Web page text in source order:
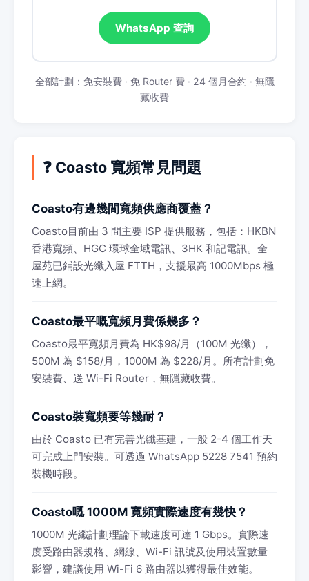
WhatsApp 查詢
全部計劃：免安裝費 · 免 Router 費 · 24 個月合約 · 無隱
藏收費
❓ Coasto 寬頻常見問題
Coasto有邊幾間寬頻供應商覆蓋？
Coasto目前由 3 間主要 ISP 提供服務，包括：HKBN
香港寬頻、HGC 環球全域電訊、3HK 和記電訊。全
屋苑已鋪設光纖入屋 FTTH，支援最高 1000Mbps 極
速上網。
Coasto最平嘅寬頻月費係幾多？
Coasto最平寬頻月費為 HK$98/月（100M 光纖），
500M 為 $158/月，1000M 為 $228/月。所有計劃免
安裝費、送 Wi-Fi Router，無隱藏收費。
Coasto裝寬頻要等幾耐？
由於 Coasto 已有完善光纖基建，一般 2-4 個工作天
可完成上門安裝。可透過 WhatsApp 5228 7541 預約
裝機時段。
Coasto嘅 1000M 寬頻實際速度有幾快？
1000M 光纖計劃理論下載速度可達 1 Gbps。實際速
度受路由器規格、網線、Wi-Fi 訊號及使用裝置數量
影響，建議使用 Wi-Fi 6 路由器以獲得最佳效能。